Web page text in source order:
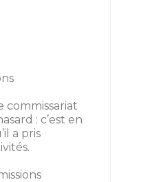
commissariat
: c’est en
a pris